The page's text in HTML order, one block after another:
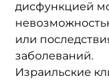
дисфункцией
или
заболеваний.
Израильские